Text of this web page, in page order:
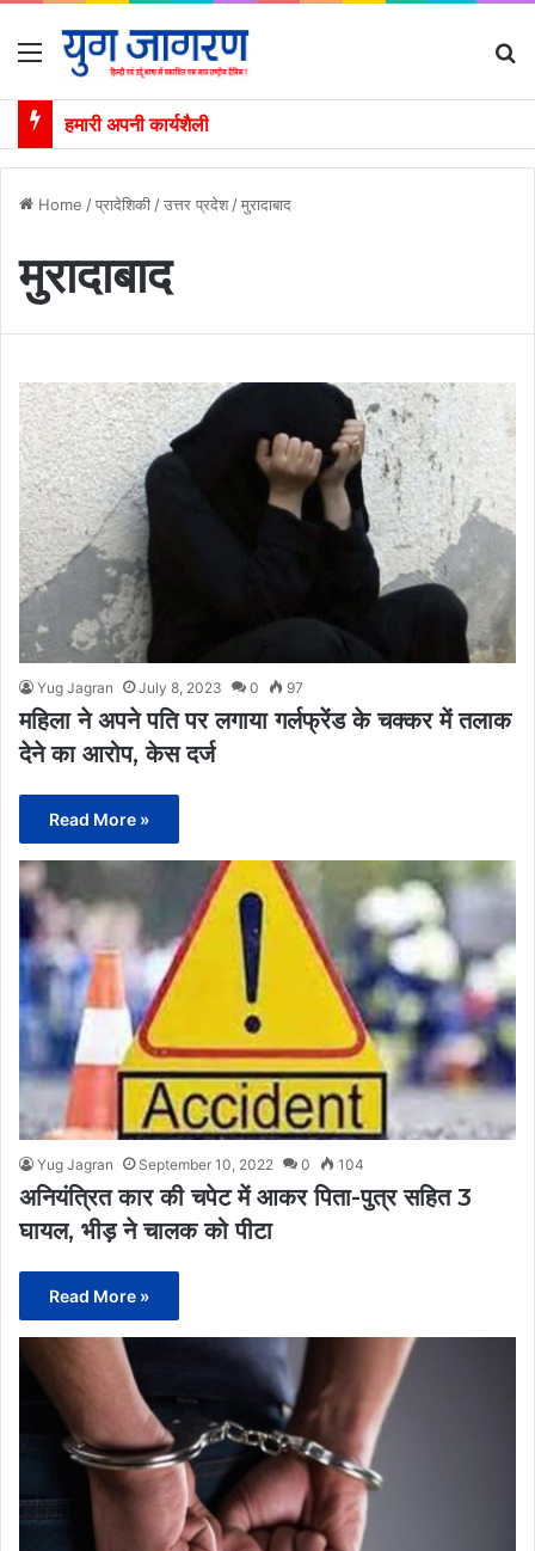
Menu
हमारी अपनी कार्यशैली
Home /प्रादेशिकी /उत्तर प्रदेश /मुरादाबाद
मुरादाबाद
Yug Jagran July 8, 2023 0 97
महिला ने अपने पति पर लगाया गर्लफ्रेंड के चक्कर में तलाक
देने का आरोप, केस दर्ज
Read More »
Yug Jagran September 10, 2022 0 104
अनियंत्रित कार की चपेट में आकर पिता-पुत्र सहित 3
घायल, भीड़ ने चालक को पीटा
Read More »